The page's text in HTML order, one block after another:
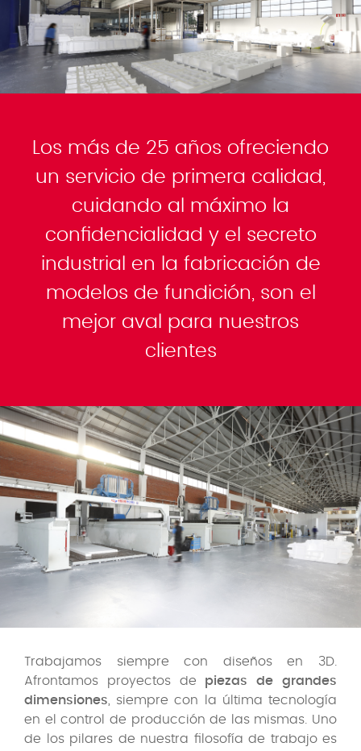
Los más de 25 años ofreciendo
un servicio de primera calidad,
cuidando al máximo la
confidencialidad y el secreto
industrial en la fabricación de
modelos de fundición, son el
mejor aval para nuestros
clientes
Trabajamos siempre con diseños en 3D.
Afrontamos proyectos de piezas de grandes
dimensiones , siempre con la última tecnología
en el control de producción de las mismas. Uno
de los pilares de nuestra filosofía de trabajo es